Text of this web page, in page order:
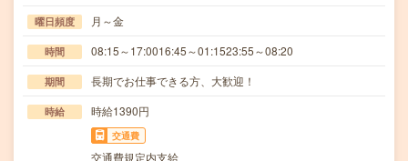
曜日頻度 月～金
時間 08:15～17:0016:45～01:1523:55～08:20
期間 長期でお仕事できる方、大歓迎！
時給 時給1390円
交通費
交通費規定内支給